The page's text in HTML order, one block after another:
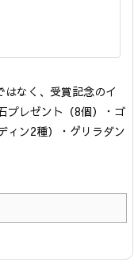
はなく、受賞記念のイ
プレゼント（8個）
・ゴ
ン2種）
・ゲリラダン